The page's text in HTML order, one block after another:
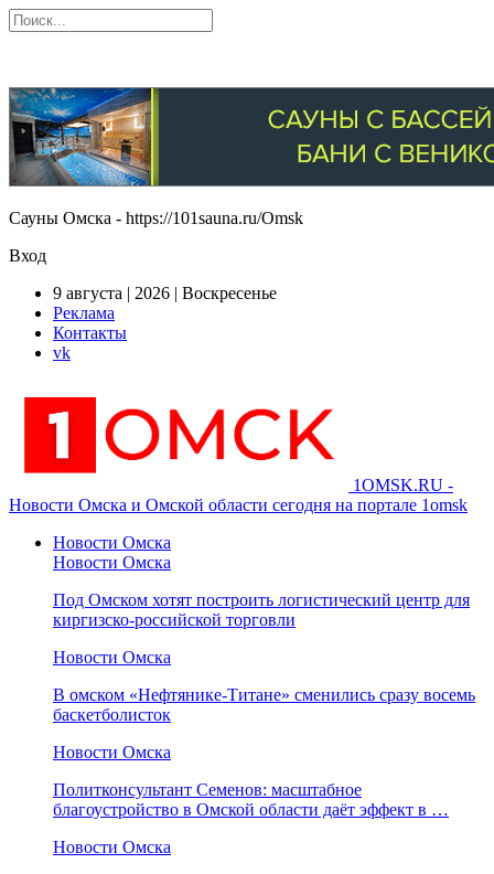
Сауны Омска - https://101sauna.ru/Omsk
Вход
9 августа | 2026 | Воскресенье
Реклама
Контакты
vk
1OMSK.RU -
Новости Омска и Омской области сегодня на портале 1omsk
Новости Омска
Новости Омска
Под Омском хотят построить логистический центр для
киргизско-российской торговли
Новости Омска
В омском «Нефтянике-Титане» сменились сразу восемь
баскетболисток
Новости Омска
Политконсультант Семенов: масштабное
благоустройство в Омской области даёт эффект в …
Новости Омска